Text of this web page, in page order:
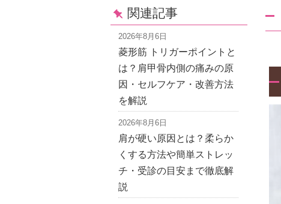
関連記事
2026年8月6日
菱形筋 トリガーポイントと
は？肩甲骨内側の痛みの原
因・セルフケア・改善方法
を解説
2026年8月6日
肩が硬い原因とは？柔らか
くする方法や簡単ストレッ
チ・受診の目安まで徹底解
説